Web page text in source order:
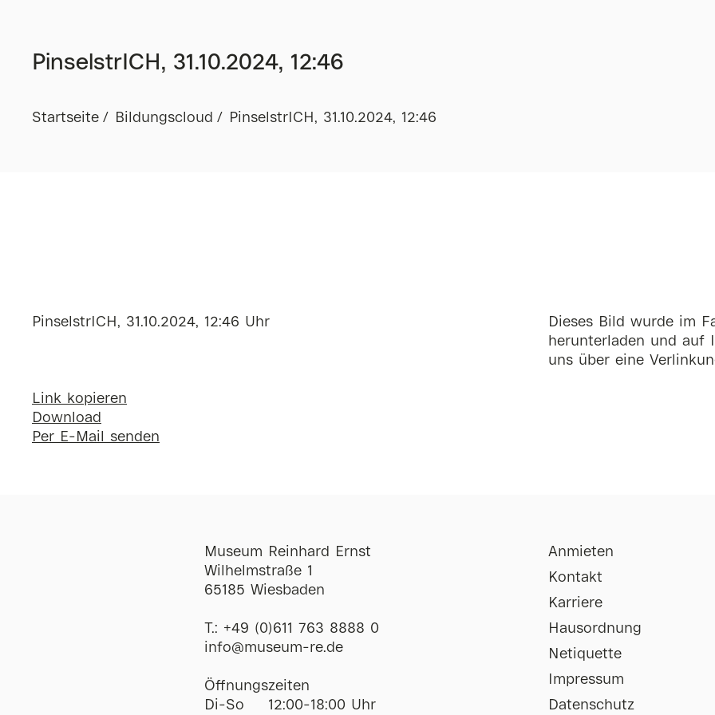
PinselstrICH, 31.10.2024, 12:46
Startseite Bildungscloud PinselstrICH, 31.10.2024, 12:46
PinselstrICH, 31.10.2024, 12:46 Uhr
Link kopieren
Download
Per E-Mail senden
Dieses Bild wurde im
herunterladen und auf
uns über eine
Museum Reinhard Ernst
Wilhelmstraße 1
65185 Wiesbaden
T.: +49 (0)611 763 8888 0
ofni@museum-re de
Öffnungszeiten
Di-So
12:00-18:00 Uhr
Anmieten
Kontakt
Karriere
Hausordnung
Netiquette
Impressum
Datenschutz